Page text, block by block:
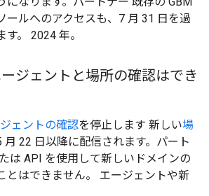
ールへのアクセスも、7 月 31 日を過
。 2024 年。
ジェントと場所の確認はでき
ェントの確認を停止します 新しい場
月 22 日以降に配信されます。パート
は API を使用して新しいドメインの
とはできません。 エージェントや新